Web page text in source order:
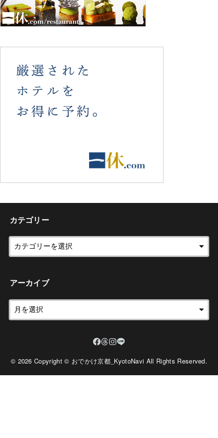
カテゴリー
アーカイブ
© 2026 Copyright © おでかけ京都_KyotoNavi All Rights Reserved.